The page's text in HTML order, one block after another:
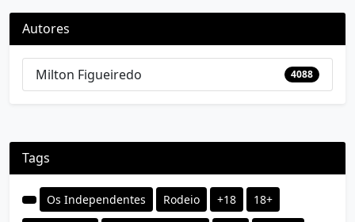
Autores
Milton Figueiredo 4088
Tags
Os Independentes Rodeio +18 18+